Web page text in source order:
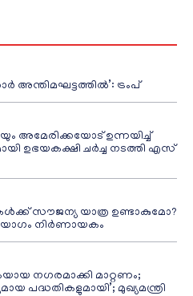
ട്രംപ്
അമേരിക്കയോട് ഉന്നയിച്ച്
ഉഭയകക്ഷി ചർച്ച നടത്തി എസ്
സൗജന്യ യാത്ര ഉണ്ടാകുമോ?
നിർണായകം
നഗരമാക്കി മാറ്റണം;
പദ്ധതികളുമായി’; മുഖ്യമന്ത്രി